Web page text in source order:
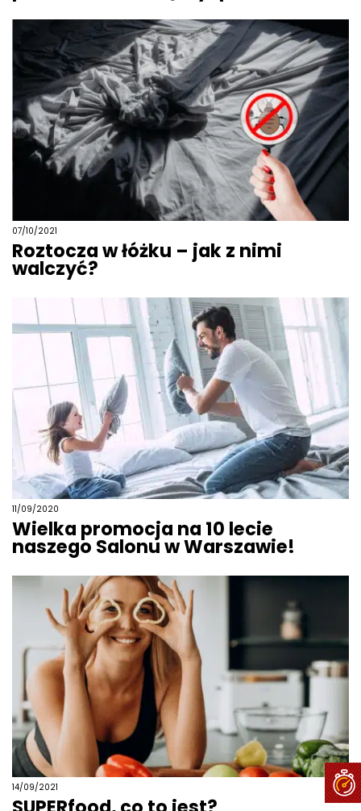
07/10/2021
Roztocza w łóżku – jak z nimi
walczyć?
11/09/2020
Wielka promocja na 10 lecie
naszego Salonu w Warszawie!
14/09/2021